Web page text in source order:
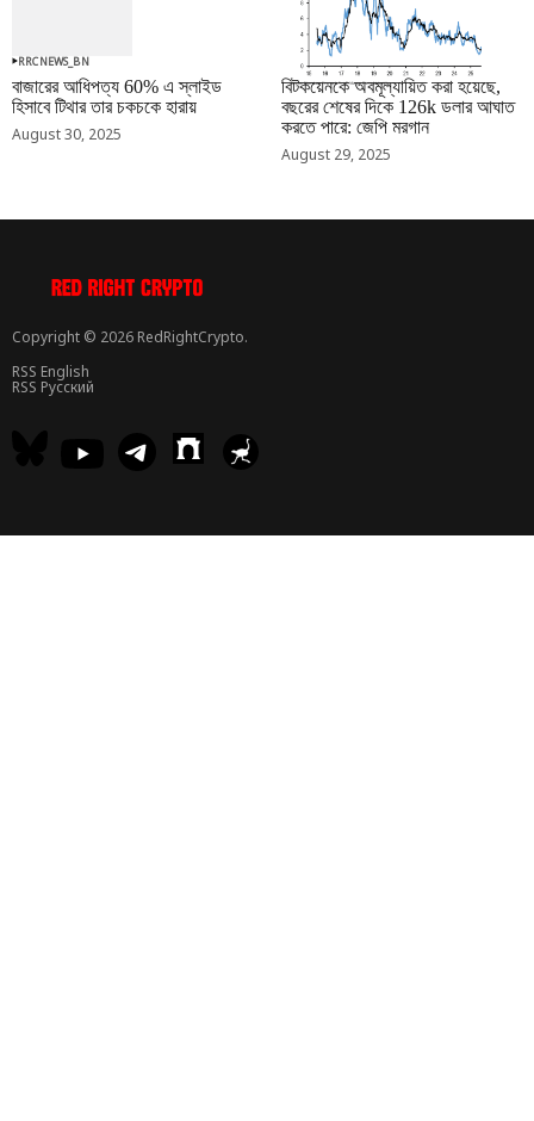
RRCNEWS_BN
বাজারের আধিপত্য 60% এ স্লাইড
হিসাবে টিথার তার চকচকে হারায়
August 30, 2025
RRCNEWS_BN
বিটকয়েনকে অবমূল্যায়িত করা হয়েছে,
বছরের শেষের দিকে 126k ডলার আঘাত
করতে পারে: জেপি মরগান
August 29, 2025
Copyright © 2026 RedRightCrypto.
RSS English
RSS Русский